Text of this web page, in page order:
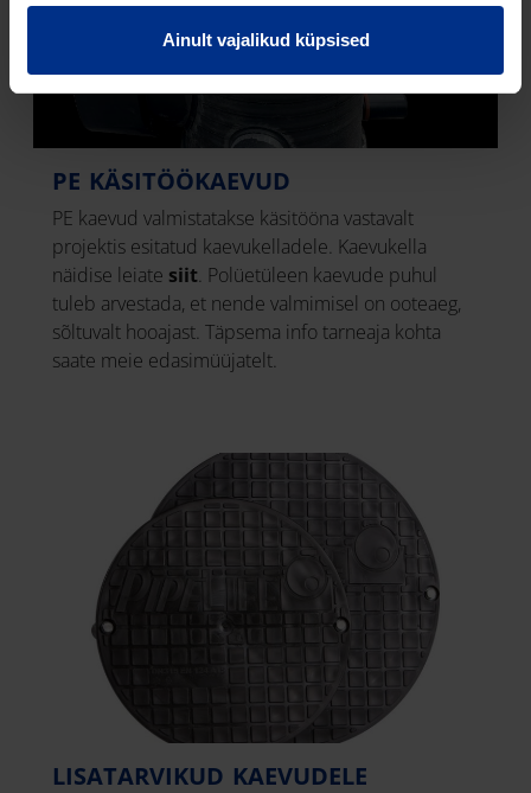
Ainult vajalikud küpsised
PE KÄSITÖÖKAEVUD
PE kaevud valmistatakse käsitööna vastavalt
projektis esitatud kaevukelladele. Kaevukella
näidise leiate siit. Polüetüleen kaevude puhul
tuleb arvestada, et nende valmimisel on ooteaeg,
sõltuvalt hooajast. Täpsema info tarneaja kohta
saate meie edasimüüjatelt.
LISATARVIKUD KAEVUDELE